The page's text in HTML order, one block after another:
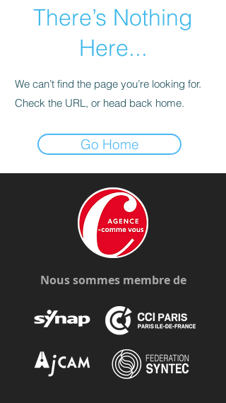
There’s Nothing
Here...
We can’t find the page you’re looking for.
Check the URL, or head back home.
Go Home
Nous sommes membre de